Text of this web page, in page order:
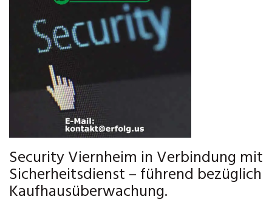
Security Viernheim in Verbindung mit
Sicherheitsdienst – führend bezüglich
Kaufhausüberwachung.